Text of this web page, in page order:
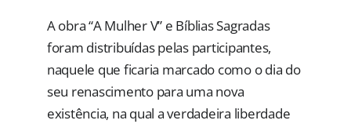
A obra “A Mulher V” e Bíblias Sagradas
foram distribuídas pelas participantes,
naquele que ficaria marcado como o dia do
seu renascimento para uma nova
existência, na qual a verdadeira liberdade